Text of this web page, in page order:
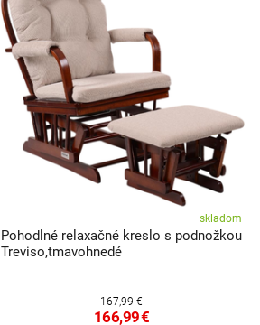
skladom
Pohodlné relaxačné kreslo s podnožkou
Treviso,tmavohnedé
167,99 €
166,99€